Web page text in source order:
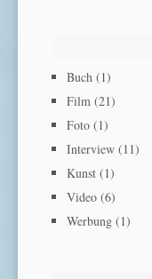
Buch (1)
Film (21)
Foto (1)
Interview (11)
Kunst (1)
Video (6)
Werbung (1)